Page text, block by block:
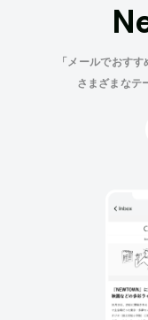
「メールでおす
さまざまなテ